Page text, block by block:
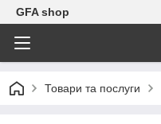
GFA shop
Товари та послуги